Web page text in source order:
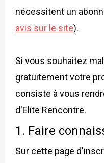
nécessitent un
avis sur le site).
Si vous souhaitez
gratuitement votre
consiste à vous
d'Elite Rencontre.
1. Faire
Sur cette page